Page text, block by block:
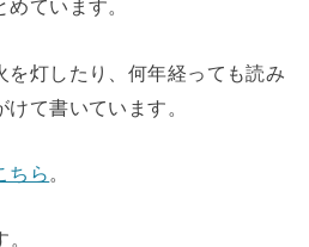
ています。
を灯したり、何年経っても読み
て書いています。
ちら 。